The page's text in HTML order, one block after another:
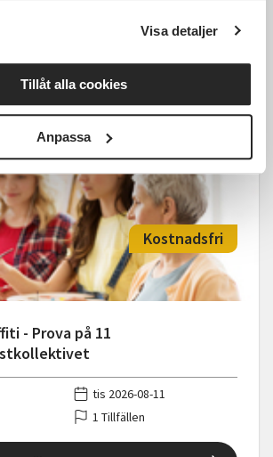
Visa detaljer
Tillåt alla cookies
Anpassa
anmäl
- Prova på 11
Kostnadsfri
tis 2026-08-11
1 Tillfällen